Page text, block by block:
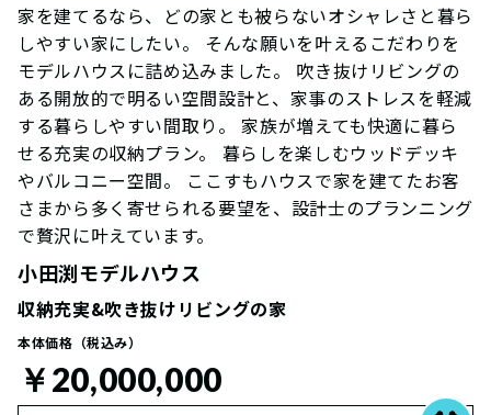
家を建てるなら、どの家とも被らないオシャレさと暮ら
しやすい家にしたい。 そんな願いを叶えるこだわりを
モデルハウスに詰め込みました。 吹き抜けリビングの
ある開放的で明るい空間設計と、家事のストレスを軽減
する暮らしやすい間取り。 家族が増えても快適に暮ら
せる充実の収納プラン。 暮らしを楽しむウッドデッキ
やバルコニー空間。 ここすもハウスで家を建てたお客
さまから多く寄せられる要望を、設計士のプランニング
で贅沢に叶えています。
小田渕モデルハウス
収納充実&吹き抜けリビングの家
本体価格（税込み）
￥20,000,000